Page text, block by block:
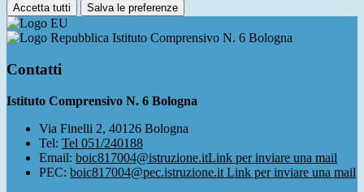
Accetta tutti Salva le preferenze
Istituto Comprensivo N. 6 Bologna
Contatti
Istituto Comprensivo N. 6 Bologna
Via Finelli 2, 40126 Bologna
Tel: Tel 051/240188
Email: boic817004@istruzione.itLink per inviare una mail
PEC: boic817004@pec.istruzione.it Link per inviare una mail